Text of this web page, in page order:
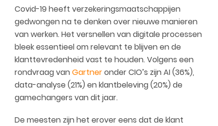
Covid-19 heeft verzekeringsmaatschappijen
gedwongen na te denken over nieuwe manieren
van werken. Het versnellen van digitale processen
bleek essentieel om relevant te blijven en de
klanttevredenheid vast te houden. Volgens een
rondvraag vanGartneronder CIO’s zijn AI (36%),
data-analyse (21%) en klantbeleving (20%) de
gamechangers van dit jaar.
De meesten zijn het erover eens dat de klant